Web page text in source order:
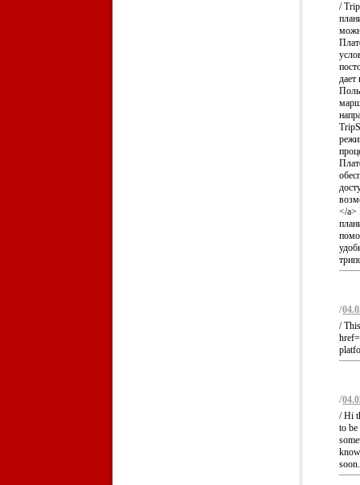
/
дает
</a>
/
/
/
/ Hi
to